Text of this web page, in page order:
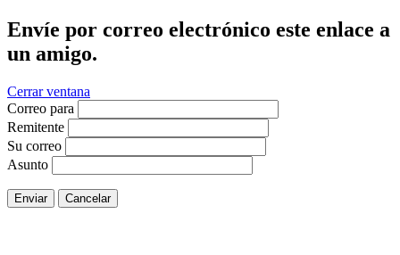
Envíe por correo electrónico este enlace a
un amigo.
Cerrar ventana
Correo para
Remitente
Su correo
Asunto
Enviar Cancelar